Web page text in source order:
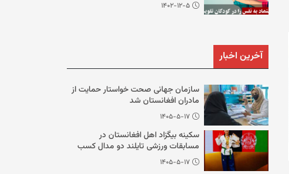
۱۴۰۲-۱۲-۵
آخرین اخبار
سازمان جهانی صحت خواستار حمایت از
مادران افغانستان شد
۱۴۰۵-۵-۱۷
سکینه بیگزاد اهل افغانستان در
مسابقات ورزشی تایلند دو مدال کسب
کرد۱۴۰۵-۵-۱۷